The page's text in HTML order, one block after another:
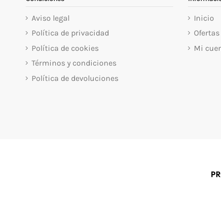
Aviso legal
Política de privacidad
Política de cookies
Términos y condiciones
Política de devoluciones
Inicio
Ofertas
Mi